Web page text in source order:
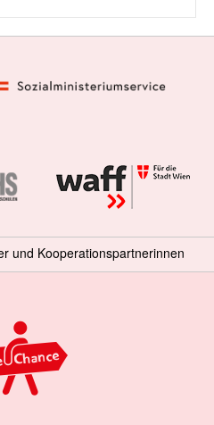
und Kooperationspartnerinnen